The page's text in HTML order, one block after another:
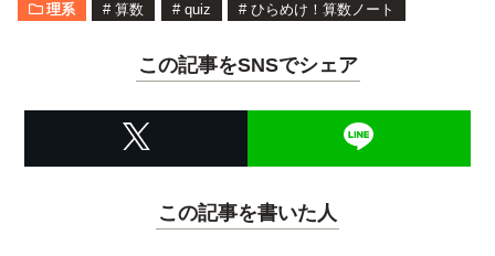
理系 # 算数 # quiz # ひらめけ！算数ノート
この記事をSNSでシェア
この記事を書いた人